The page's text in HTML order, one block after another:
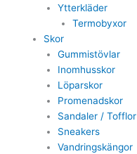
Ytterkläder
Termobyxor
Skor
Gummistövlar
Inomhusskor
Löparskor
Promenadskor
Sandaler / Tofflor
Sneakers
Vandringskängor